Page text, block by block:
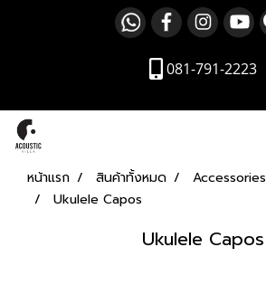
081-791-2223
หน้าแรก สินค้าทั้งหมด Accessories
Ukulele Capos
Ukulele Capos